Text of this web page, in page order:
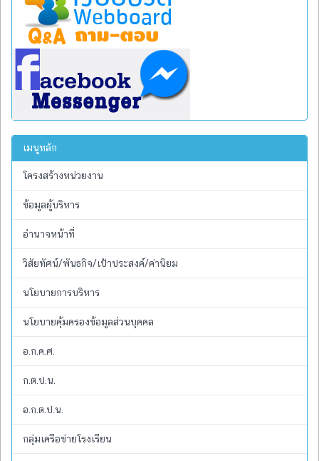
เมนูหลัก
โครงสร้างหน่วยงาน
ข้อมูลผู้บริหาร
อำนาจหน้าที่
วิสัยทัศน์/พันธกิจ/เป้าประสงค์/ค่านิยม
นโยบายการบริหาร
นโยบายคุ้มครองข้อมูลส่วนบุคคล
อ.ก.ค.ศ.
ก.ต.ป.น.
อ.ก.ต.ป.น.
กลุ่มเครือข่ายโรงเรียน